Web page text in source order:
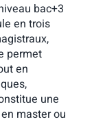
bac+3
en trois
permet
en
une
master ou